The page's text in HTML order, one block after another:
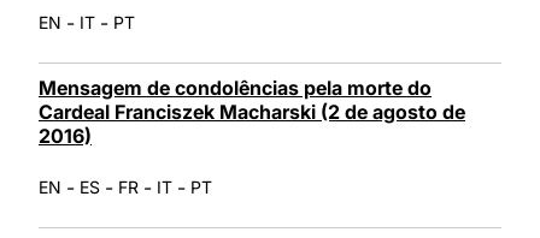
EN - IT - PT
Mensagem de condolências pela morte do
Cardeal Franciszek Macharski (2 de agosto de
2016)
EN - ES - FR - IT - PT